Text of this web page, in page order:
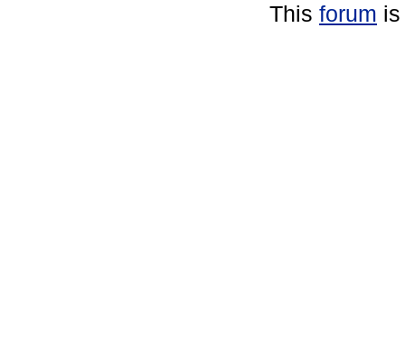
This forum